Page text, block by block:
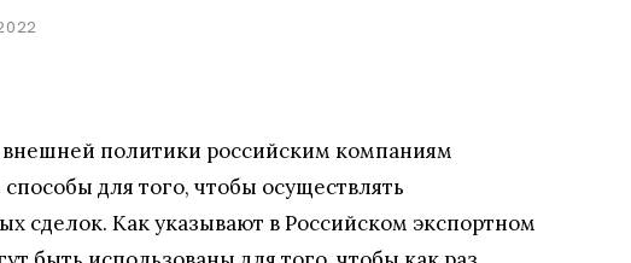
политики российским компаниям
для того, чтобы осуществлять
сделок. Как указывают в Российском экспортном